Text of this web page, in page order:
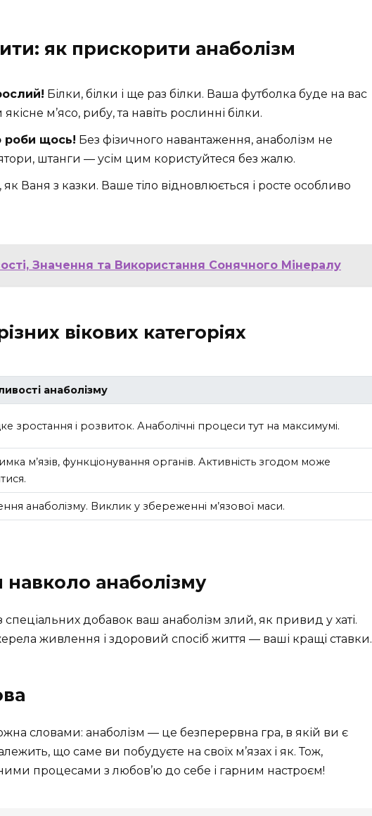
як прискорити анаболізм
Білки, білки і ще раз білки. Ваша футболка буде на вас
м’ясо, рибу, та навіть рослинні білки.
роби щось! Без фізичного навантаження, анаболізм не
штанги — усім цим користуйтеся без жалю.
Ваня з казки. Ваше тіло відновлюється і росте особливо
Значення та Використання Сонячного Мінералу
вікових категоріях
анаболізму
зростання і розвиток. Анаболічні процеси тут на максимумі.
м’язів, функціонування органів. Активність згодом може
анаболізму. Виклик у збереженні м’язової маси.
навколо анаболізму
добавок ваш анаболізм злий, як привид у хаті.
живлення і здоровий спосіб життя — ваші кращі ставки.
словами: анаболізм — це безперервна гра, в якій ви є
що саме ви побудуєте на своїх м’язах і як. Тож,
процесами з любов’ю до себе і гарним настроєм!